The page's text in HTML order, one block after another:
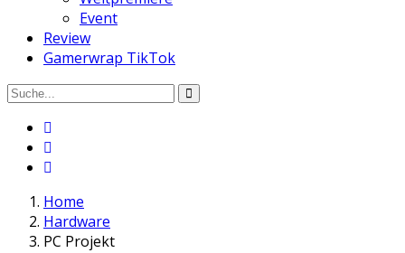
Event
Review
Gamerwrap TikTok
Home
Hardware
PC Projekt